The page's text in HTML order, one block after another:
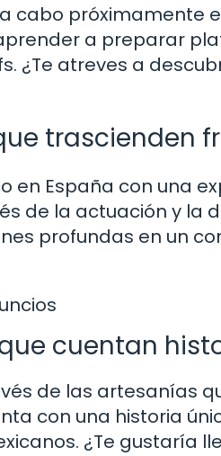
cabo próximamente
a preparar
¿Te atreves a
trascienden
en España con una
de la actuación y la
profundas en un
cuentan
de las artesanías
con una historia
¿Te gustaría